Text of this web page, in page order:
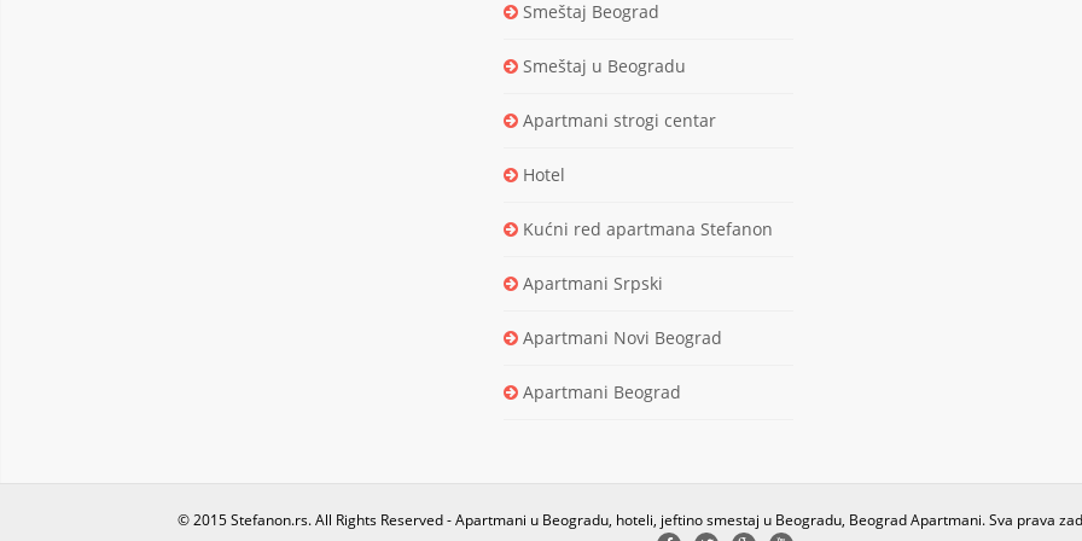
Smeštaj Beograd
Smeštaj u Beogradu
Apartmani strogi centar
Hotel
Kućni red apartmana Stefanon
Apartmani Srpski
Apartmani Novi Beograd
Apartmani Beograd
© 2015 Stefanon.rs. All Rights Reserved - Apartmani u Beogradu, hoteli, jeftino smestaj u Beogradu, Beograd Apartmani. Sva prava